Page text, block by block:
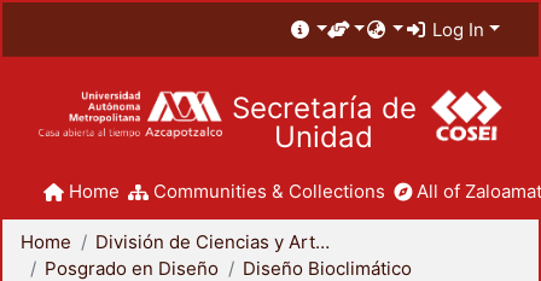
Log In
Secretaría de
Unidad
Home Communities & Collections All of
Home
División de Ciencias y Artes para el Diseño
Posgrado en Diseño
Diseño Bioclimático